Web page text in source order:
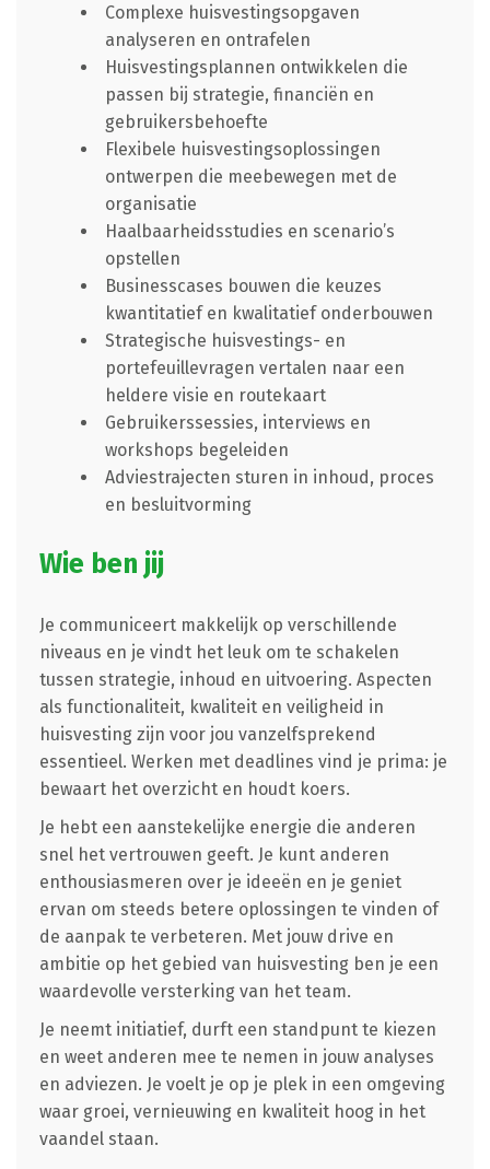
Complexe huisvestingsopgaven
analyseren en ontrafelen
Huisvestingsplannen ontwikkelen die
passen bij strategie, financiën en
gebruikersbehoefte
Flexibele huisvestingsoplossingen
ontwerpen die meebewegen met de
organisatie
Haalbaarheidsstudies en scenario’s
opstellen
Businesscases bouwen die keuzes
kwantitatief en kwalitatief onderbouwen
Strategische huisvestings- en
portefeuillevragen vertalen naar een
heldere visie en routekaart
Gebruikerssessies, interviews en
workshops begeleiden
Adviestrajecten sturen in inhoud, proces
en besluitvorming
Wie ben jij
Je communiceert makkelijk op verschillende
niveaus en je vindt het leuk om te schakelen
tussen strategie, inhoud en uitvoering. Aspecten
als functionaliteit, kwaliteit en veiligheid in
huisvesting zijn voor jou vanzelfsprekend
essentieel. Werken met deadlines vind je prima: je
bewaart het overzicht en houdt koers.
Je hebt een aanstekelijke energie die anderen
snel het vertrouwen geeft. Je kunt anderen
enthousiasmeren over je ideeën en je geniet
ervan om steeds betere oplossingen te vinden of
de aanpak te verbeteren. Met jouw drive en
ambitie op het gebied van huisvesting ben je een
waardevolle versterking van het team.
Je neemt initiatief, durft een standpunt te kiezen
en weet anderen mee te nemen in jouw analyses
en adviezen. Je voelt je op je plek in een omgeving
waar groei, vernieuwing en kwaliteit hoog in het
vaandel staan.